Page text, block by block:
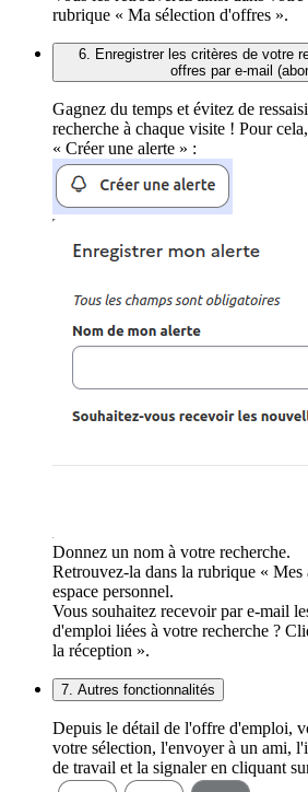
rubrique « Ma sélection d'offres ».
6. Enregistrer les critères de votre
offres par e-mail
Gagnez du temps et évitez de
recherche à chaque visite ! Pour
« Créer une alerte » :
Donnez un nom à votre recherche.
Retrouvez-la dans la rubrique «
espace personnel.
Vous souhaitez recevoir par e-mail
d'emploi liées à votre recherche ?
la réception ».
7. Autres fonctionnalités
Depuis le détail de l'offre d'emploi,
votre sélection, l'envoyer à un ami,
de travail et la signaler en cliquant